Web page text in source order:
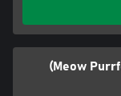
Meow